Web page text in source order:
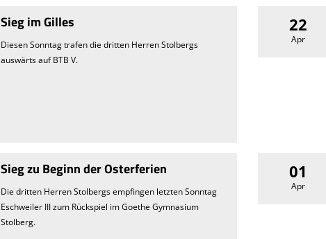
Sieg im Gilles
Diesen Sonntag trafen die dritten Herren Stolbergs
auswärts auf BTB V.
22
Apr
Sieg zu Beginn der Osterferien
Die dritten Herren Stolbergs empfingen letzten Sonntag
Eschweiler III zum Rückspiel im Goethe Gymnasium
Stolberg.
01
Apr